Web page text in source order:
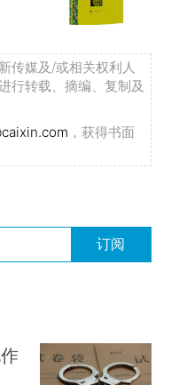
传媒及/或相关权利人
行转载、摘编、复制及
，获得书面
订阅